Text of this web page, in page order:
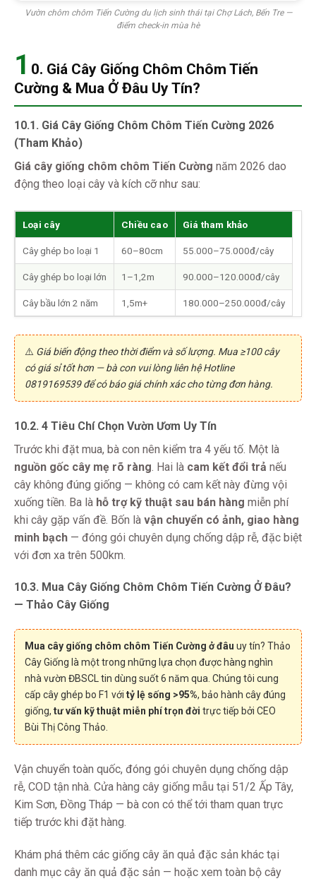
Vườn chôm chôm Tiến Cường du lịch sinh thái tại Chợ Lách, Bến Tre —
điểm check-in mùa hè
1 0. Giá Cây Giống Chôm Chôm Tiến
Cường & Mua Ở Đâu Uy Tín?
10.1. Giá Cây Giống Chôm Chôm Tiến Cường 2026
(Tham Khảo)
Giá cây giống chôm chôm Tiến Cường năm 2026 dao
động theo loại cây và kích cỡ như sau:
Loại cây Chiều cao Giá tham khảo
Cây ghép bo loại 1 60–80cm 55.000–75.000đ/cây
Cây ghép bo loại lớn 1–1,2m 90.000–120.000đ/cây
Cây bầu lớn 2 năm 1,5m+ 180.000–250.000đ/cây
⚠️ Giá biến động theo thời điểm và số lượng. Mua ≥100 cây
có giá sỉ tốt hơn — bà con vui lòng liên hệ Hotline
0819169539 để có báo giá chính xác cho từng đơn hàng.
10.2. 4 Tiêu Chí Chọn Vườn Ươm Uy Tín
Trước khi đặt mua, bà con nên kiểm tra 4 yếu tố. Một là
nguồn gốc cây mẹ rõ ràng . Hai là cam kết đổi trả nếu
cây không đúng giống — không có cam kết này đừng vội
xuống tiền. Ba là hỗ trợ kỹ thuật sau bán hàng miễn phí
khi cây gặp vấn đề. Bốn là vận chuyển có ảnh, giao hàng
minh bạch — đóng gói chuyên dụng chống dập rễ, đặc biệt
với đơn xa trên 500km.
10.3. Mua Cây Giống Chôm Chôm Tiến Cường Ở Đâu?
— Thảo Cây Giống
Mua cây giống chôm chôm Tiến Cường ở đâu uy tín? Thảo
Cây Giống là một trong những lựa chọn được hàng nghìn
nhà vườn ĐBSCL tin dùng suốt 6 năm qua. Chúng tôi cung
cấp cây ghép bo F1 với tỷ lệ sống >95%, bảo hành cây đúng
giống, tư vấn kỹ thuật miễn phí trọn đời trực tiếp bởi CEO
Bùi Thị Công Thảo.
Vận chuyển toàn quốc, đóng gói chuyên dụng chống dập
rễ, COD tận nhà. Cửa hàng cây giống mẫu tại 51/2 Ấp Tây,
Kim Sơn, Đồng Tháp — bà con có thể tới tham quan trực
tiếp trước khi đặt hàng.
Khám phá thêm các giống cây ăn quả đặc sản khác tại
danh mục cây ăn quả đặc sản — hoặc xem toàn bộ cây